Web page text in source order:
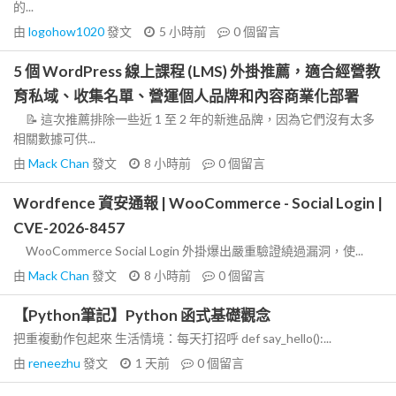
的...
由 logohow1020發文 5 小時前 0個留言
5 個 WordPress 線上課程 (LMS) 外掛推薦，適合經營教
育私域、收集名單、營運個人品牌和內容商業化部署
📝 這次推薦排除一些近 1 至 2 年的新進品牌，因為它們沒有太多
相關數據可供...
由 Mack Chan 發文 8 小時前 0個留言
Wordfence 資安通報 | WooCommerce - Social Login |
CVE-2026-8457
WooCommerce Social Login 外掛爆出嚴重驗證繞過漏洞，使...
由 Mack Chan 發文 8 小時前 0個留言
【Python筆記】Python 函式基礎觀念
把重複動作包起來 生活情境：每天打招呼 def say_hello():...
由 reneezhu 發文 1 天前 0個留言